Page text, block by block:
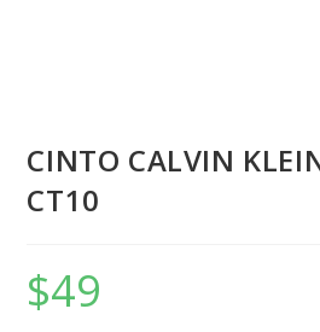
CINTO CALVIN
CT10
$49